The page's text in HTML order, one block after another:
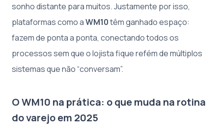
sonho distante para muitos. Justamente por isso,
plataformas como aWM10têm ganhado espaço:
fazem de ponta a ponta, conectando todos os
processos sem que o lojista fique refém de múltiplos
sistemas que não “conversam”.
O WM10 na prática: o que muda na rotina
do varejo em 2025